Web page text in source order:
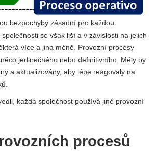
bezpochyby zásadní pro každou
se však liší a v závislosti na jejich
více a jiná méně. Provozní procesy
jedinečného nebo definitivního. Měly by
a aktualizovány, aby lépe reagovaly na
každá společnost používá jiné provozní
procesů